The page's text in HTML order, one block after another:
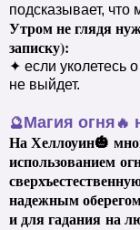
подсказывает,
Утром не глядя
записку):
✦ если уколетесь
не выйдет.
🔮Магия огня 🔥
На Хеллоуин🎃
использованием
надежным
и для гадания на